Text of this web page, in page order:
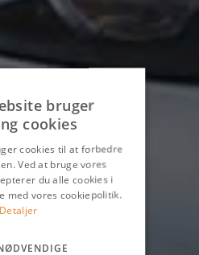
bruger
cookies
cookies til at forbedre
Ved at bruge vores
du alle cookies i
med vores cookiepolitik.
Detaljer